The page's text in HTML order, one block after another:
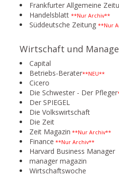
Frankfurter Allgemeine
Handelsblatt **Nur Archiv**
Süddeutsche Zeitung **Nur
Wirtschaft und
Capital
Betriebs-Berater**NEU**
Cicero
Die Schwester - Der Pfleger
Der SPIEGEL
Die Volkswirtschaft
Die Zeit
Zeit Magazin **Nur Archiv**
Finance **Nur Archiv**
Harvard Business Manager
manager magazin
Wirtschaftswoche